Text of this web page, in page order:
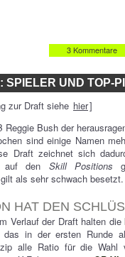
3 Kommentare
SPIELER UND TOP-
zur Draft siehe hier]
Reggie Bush der
sind einige Namen
Draft zeichnet sich
auf den Skill Positions
als sehr schwach besetzt.
HAT DEN
Verlauf der Draft halten die
das in der ersten Runde
alle Ratio für die Wahl